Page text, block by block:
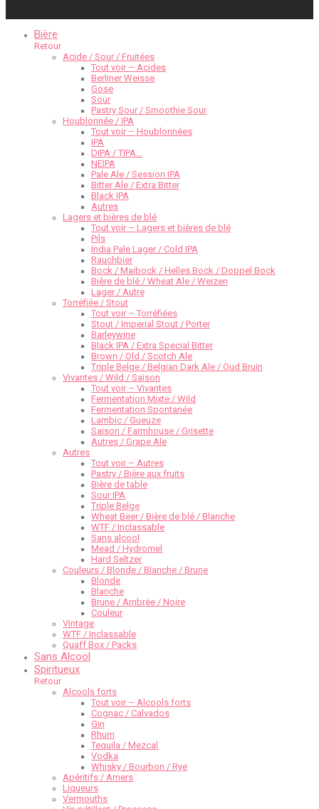
Bière
Retour
Acide / Sour / Fruitées
Tout voir – Acides
Berliner Weisse
Gose
Sour
Pastry Sour / Smoothie Sour
Houblonnée / IPA
Tout voir – Houblonnées
IPA
DIPA / TIPA…
NEIPA
Pale Ale / Session IPA
Bitter Ale / Extra Bitter
Black IPA
Autres
Lagers et bières de blé
Tout voir – Lagers et bières de blé
Pils
India Pale Lager / Cold IPA
Rauchbier
Bock / Maibock / Helles Bock / Doppel Bock
Bière de blé / Wheat Ale / Weizen
Lager / Autre
Torréfiée / Stout
Tout voir – Torréfiées
Stout / Imperial Stout / Porter
Barleywine
Black IPA / Extra Special Bitter
Brown / Old / Scotch Ale
Triple Belge / Belgian Dark Ale / Oud Bruin
Vivantes / Wild / Saison
Tout voir – Vivantes
Fermentation Mixte / Wild
Fermentation Spontanée
Lambic / Gueuze
Saison / Farmhouse / Grisette
Autres / Grape Ale
Autres
Tout voir – Autres
Pastry / Bière aux fruits
Bière de table
Sour IPA
Triple Belge
Wheat Beer / Bière de blé / Blanche
WTF / Inclassable
Sans alcool
Mead / Hydromel
Hard Seltzer
Couleurs / Blonde / Blanche / Brune
Blonde
Blanche
Brune / Ambrée / Noire
Couleur
Vintage
WTF / Inclassable
Quaff Box / Packs
Sans Alcool
Spiritueux
Retour
Alcools forts
Tout voir – Alcools forts
Cognac / Calvados
Gin
Rhum
Tequila / Mezcal
Vodka
Whisky / Bourbon / Rye
Apéritifs / Amers
Liqueurs
Vermouths